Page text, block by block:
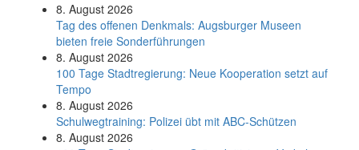
8. August 2026
Tag des offenen Denkmals: Augsburger Museen
bieten freie Sonderführungen
8. August 2026
100 Tage Stadtregierung: Neue Kooperation setzt auf
Tempo
8. August 2026
Schul­weg­trai­ning: Poli­zei übt mit ABC-Schüt­zen
8. August 2026